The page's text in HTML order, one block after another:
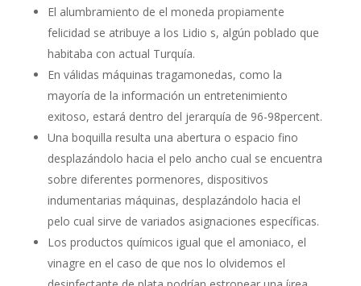
El alumbramiento de el moneda propiamente
felicidad se atribuye a los Lidio s, algún poblado que
habitaba con actual Turquía.
En válidas máquinas tragamonedas, como la
mayoría de la información un entretenimiento
exitoso, estará dentro del jerarquía de 96-98percent.
Una boquilla resulta una abertura o espacio fino
desplazándolo hacia el pelo ancho cual se encuentra
sobre diferentes pormenores, dispositivos
indumentarias máquinas, desplazándolo hacia el
pelo cual sirve de variados asignaciones específicas.
Los productos químicos igual que el amoniaco, el
vinagre en el caso de que nos lo olvidemos el